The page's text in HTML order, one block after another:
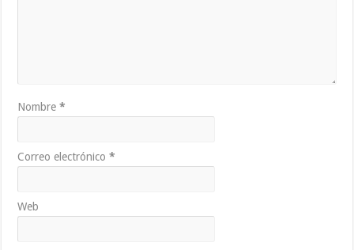
Nombre*
Correo electrónico*
Web